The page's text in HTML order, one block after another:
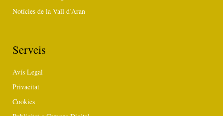
Notícies de la Vall d’Aran
Serveis
Avís Legal
Privacitat
Cookies